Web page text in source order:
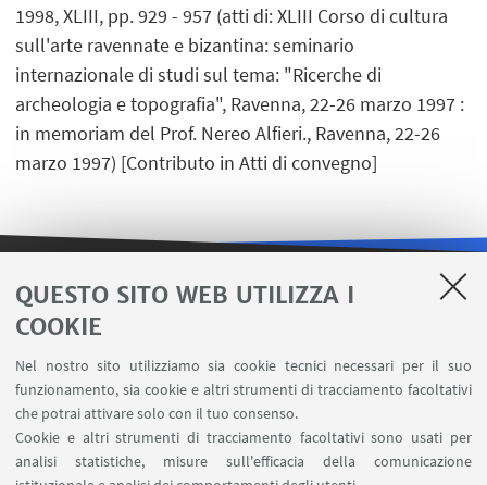
QUESTO SITO WEB UTILIZZA I
COOKIE
Nel nostro sito utilizziamo sia cookie tecnici necessari per il suo
funzionamento, sia cookie e altri strumenti di tracciamento facoltativi
che potrai attivare solo con il tuo consenso.
Cookie e altri strumenti di tracciamento facoltativi sono usati per
analisi statistiche, misure sull'efficacia della comunicazione
1998, XLIII, pp. 929 - 957 (atti di: XLIII Corso di cultura
sull'arte ravennate e bizantina: seminario
internazionale di studi sul tema: "Ricerche di
archeologia e topografia", Ravenna, 22-26 marzo 1997 :
in memoriam del Prof. Nereo Alfieri., Ravenna, 22-26
marzo 1997) [Contributo in Atti di convegno]
LINK UTILI
Contatti
Carta dei servizi
SEGUI IL DIPARTIMENTO SU: